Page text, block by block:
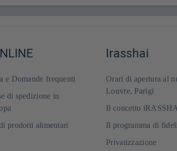
e Domande frequenti
di spedizione in
prodotti alimentari
Irasshai
Orari di apertura al
Louvre, Parigi
Il concetto
Il programma di
Privatizzazione